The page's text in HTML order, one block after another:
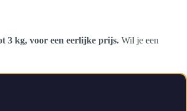
3 kg, voor een eerlijke prijs. Wil je een